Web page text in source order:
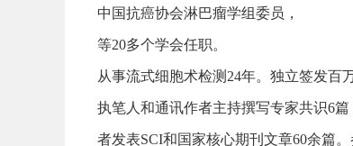
中国抗癌协会淋巴瘤学组委员，
等20多个学会任职。
从事流式细胞术检测24年。独立签发百
执笔人和通讯作者主持撰写专家共识6
者发表SCI和国家核心期刊文章60余篇。